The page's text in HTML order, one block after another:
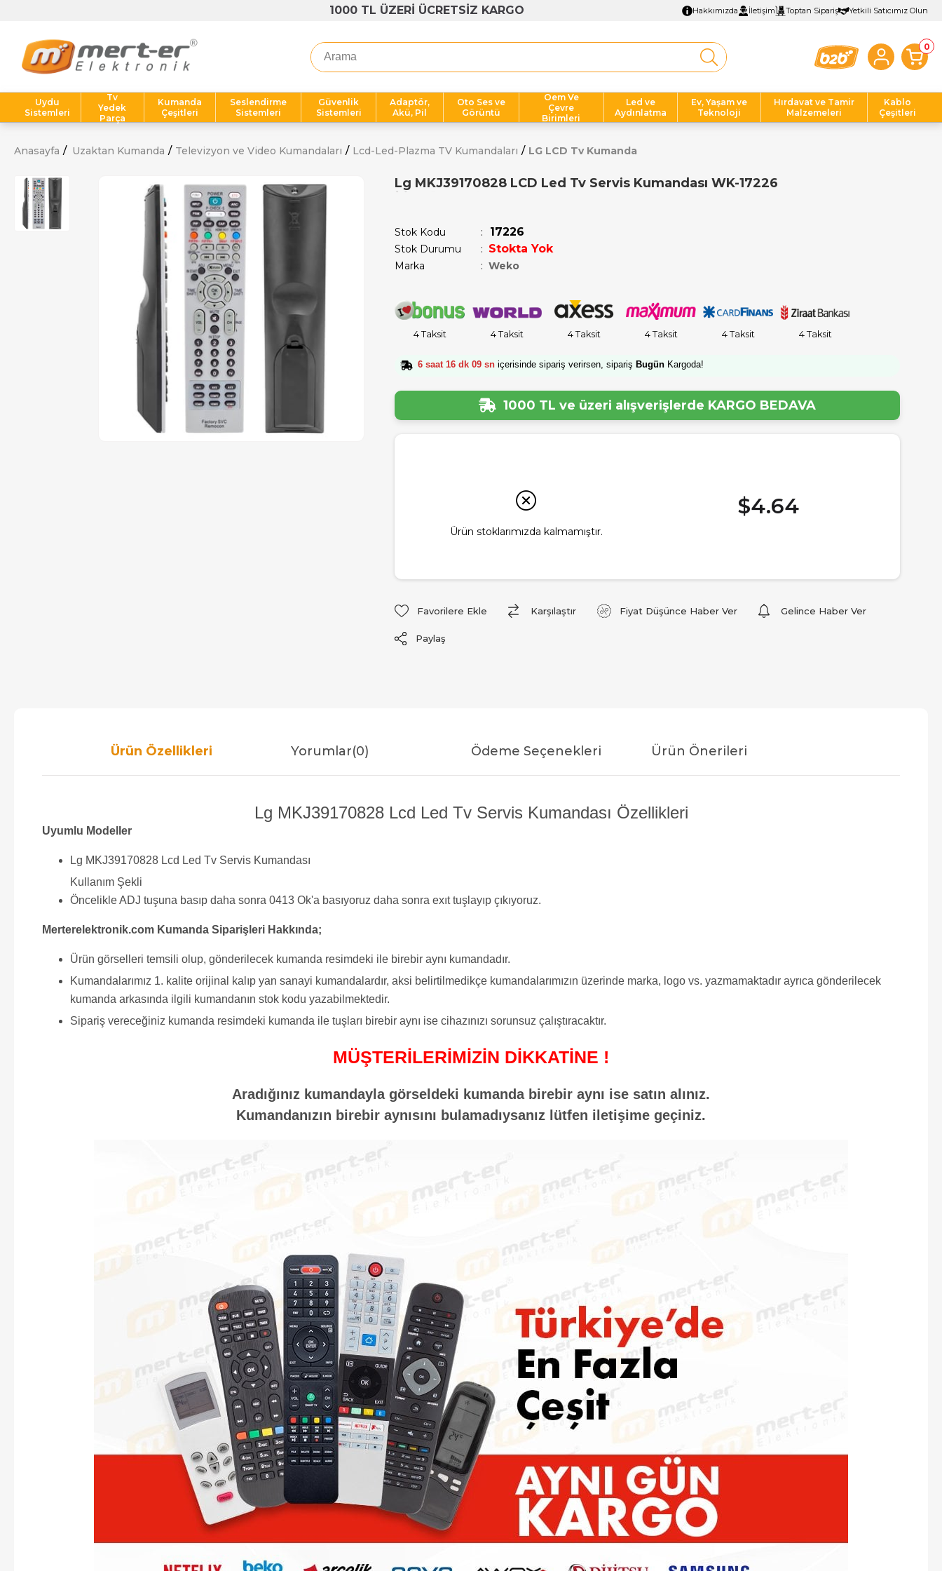
1000 TL ÜZERİ ÜCRETSİZ KARGO Hakkımızda İletişim Toptan Sipariş Yetkili Satıcımız Olun
0
Uydu
Sistemleri
Tv
Yedek
Parça
Kumanda
Çeşitleri
Seslendirme
Sistemleri
Güvenlik
Sistemleri
Adaptör,
Akü, Pil
Oto Ses ve
Görüntü
Oem Ve
Çevre
Birimleri
Led ve
Aydınlatma
Ev, Yaşam ve
Teknoloji
Hırdavat ve Tamir
Malzemeleri
Kablo
Çeşitleri
Anasayfa Uzaktan Kumanda Televizyon ve Video Kumandaları Lcd-Led-Plazma TV Kumandaları LG LCD Tv Kumanda
Lg MKJ39170828 LCD Led Tv Servis Kumandası WK-17226
Stok Kodu 17226
Stok Durumu : Stokta Yok
Marka : Weko
4 Taksit 4 Taksit 4 Taksit 4 Taksit 4 Taksit 4 Taksit
6 saat 16 dk 09 sn içerisinde sipariş verirsen, sipariş Bugün Kargoda!
1000 TL ve üzeri alışverişlerde KARGO BEDAVA
Ürün stoklarımızda kalmamıştır.
$4.64
Favorilere Ekle Karşılaştır Fiyat Düşünce Haber Ver Gelince Haber Ver
Paylaş
Ürün Özellikleri Yorumlar(0) Ödeme Seçenekleri Ürün Önerileri
Lg MKJ39170828 Lcd Led Tv Servis Kumandası Özellikleri
Uyumlu Modeller
Lg MKJ39170828 Lcd Led Tv Servis Kumandası
Kullanım Şekli
Öncelikle ADJ tuşuna basıp daha sonra 0413 Ok'a basıyoruz daha sonra exıt tuşlayıp çıkıyoruz.
Merterelektronik.com Kumanda Siparişleri Hakkında;
Ürün görselleri temsili olup, gönderilecek kumanda resimdeki ile birebir aynı kumandadır.
Kumandalarımız 1. kalite orijinal kalıp yan sanayi kumandalardır, aksi belirtilmedikçe kumandalarımızın üzerinde marka, logo vs. yazmamaktadır ayrıca gönderilecek
kumanda arkasında ilgili kumandanın stok kodu yazabilmektedir.
Sipariş vereceğiniz kumanda resimdeki kumanda ile tuşları birebir aynı ise cihazınızı sorunsuz çalıştıracaktır.
MÜŞTERİLERİMİZİN DİKKATİNE !
Aradığınız kumandayla görseldeki kumanda birebir aynı ise satın alınız.
Kumandanızın birebir aynısını bulamadıysanız lütfen iletişime geçiniz.